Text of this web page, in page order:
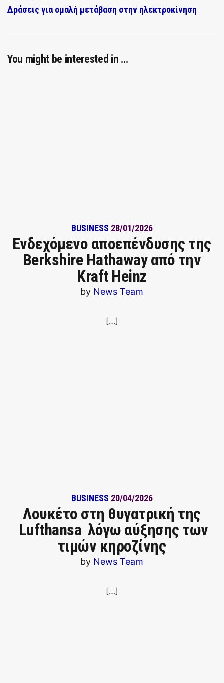
Δράσεις για ομαλή μετάβαση στην ηλεκτροκίνηση
You might be interested in …
BUSINESS 28/01/2026
Ενδεχόμενο αποεπένδυσης της
Berkshire Hathaway από την
Kraft Heinz
by News Team
[…]
BUSINESS 20/04/2026
Λουκέτο στη θυγατρική της
Lufthansa λόγω αύξησης των
τιμών κηροζίνης
by News Team
[…]